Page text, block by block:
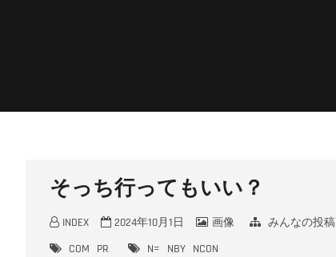
そっち行ってもいい？
INDEX 2024年10月1日 画像 みんなの投稿
COM
PR N= NBY NCON